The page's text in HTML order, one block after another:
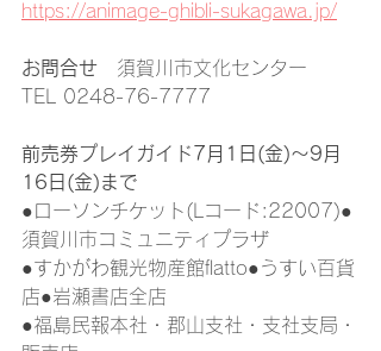
https://animage-ghibli-sukagawa.jp/
お問合せ 須賀川市文化センター
TEL 0248-76-7777
前売券プレイガイド7月1日(金)～9月
16日(金)まで
●ローソンチケット(Lコード:22007)●
須賀川市コミュニティプラザ
●すかがわ観光物産館flatto●うすい百貨
店●岩瀬書店全店
●福島民報本社・郡山支社・支社支局・